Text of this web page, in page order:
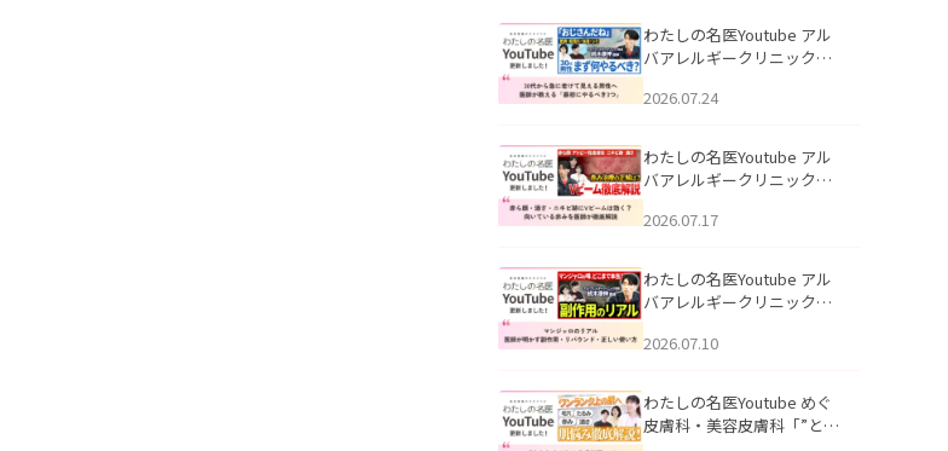
わたしの名医Youtube アル
バアレルギークリニック札
える男性へ｜医師が教える
公開いたしました。
2026.07.24
わたしの名医Youtube アル
バアレルギークリニック札
跡にVビームは効く？向いて
説」を公開いたしました。
2026.07.17
わたしの名医Youtube アル
バアレルギークリニック札
医師が明かす副作用・リバ
公開いたしました。
2026.07.10
わたしの名医Youtube めぐ
皮膚科・美容皮膚科「”とお